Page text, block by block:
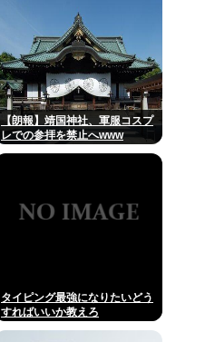
【朗報】靖国神社、軍服コスプ
レでの参拝を禁止へwww
タイピング最強になりたいどう
すればいいか教えろ